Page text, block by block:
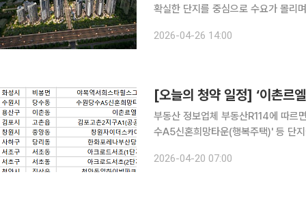
확실한 단지를 중심으로 수요가 몰리며
핵심 입지를 중심으로 청약 수요가 쏠
2026-04-26 14:00
[오늘의 청약 일정] ‘이촌르
부동산 정보업체 부동산R114에 따르
수A5신혼희망타운(행복주택)' 등 단지에서 당첨자를 발표
2026-04-20 07:00